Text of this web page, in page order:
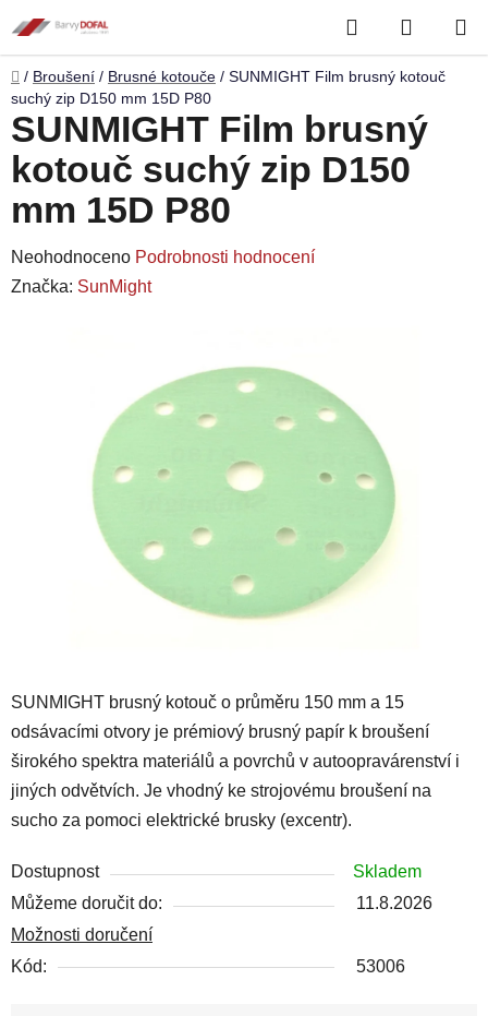
na
obsah
Hledat
KOŠÍK
Domů
/ Broušení / Brusné kotouče / SUNMIGHT Film brusný kotouč
suchý zip D150 mm 15D P80
SUNMIGHT brusný kotouč o průměru 150 mm a 15
odsávacími otvory je prémiový brusný papír k broušení
širokého spektra materiálů a povrchů v autoopravárenství i
jiných odvětvích. Je vhodný ke strojovému broušení na
sucho za pomoci elektrické brusky (excentr).
Dostupnost
Skladem
Můžeme doručit do:
11.8.2026
Možnosti doručení
Kód:
53006
SUNMIGHT Film brusný
kotouč suchý zip D150
mm 15D P80
Průměrné
hodnocení
Neohodnoceno Podrobnosti hodnocení
Značka: SunMight